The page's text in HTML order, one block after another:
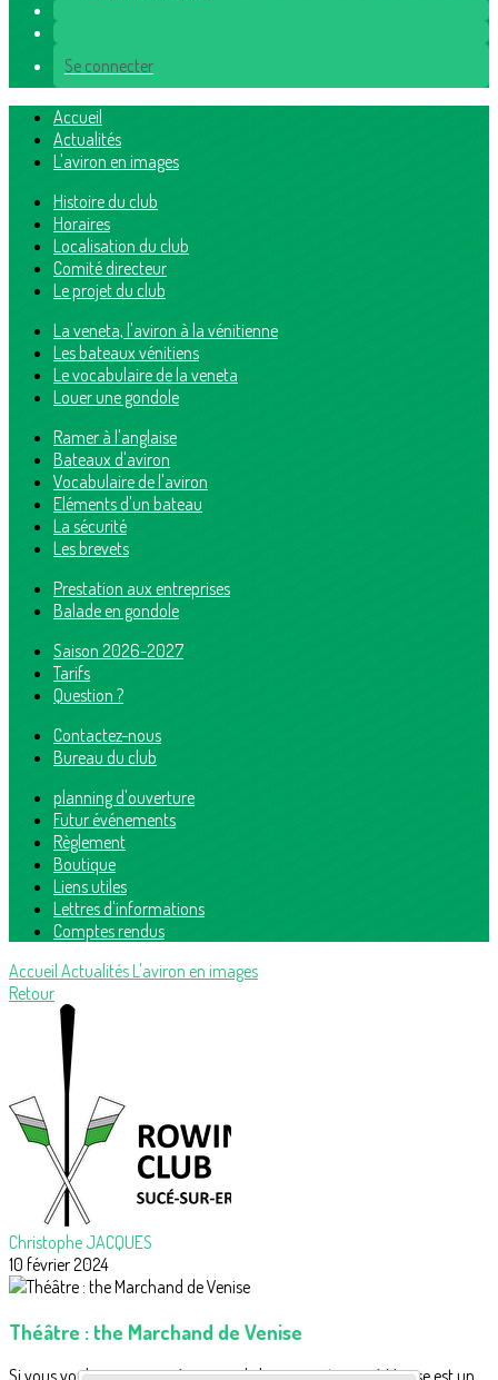
Se connecter
Accueil
Actualités
L'aviron en images
Histoire du club
Horaires
Localisation du club
Comité directeur
Le projet du club
La veneta, l'aviron à la vénitienne
Les bateaux vénitiens
Le vocabulaire de la veneta
Louer une gondole
Ramer à l'anglaise
Bateaux d'aviron
Vocabulaire de l'aviron
Eléments d'un bateau
La sécurité
Les brevets
Prestation aux entreprises
Balade en gondole
Saison 2026-2027
Tarifs
Question ?
Contactez-nous
Bureau du club
planning d'ouverture
Futur événements
Règlement
Boutique
Liens utiles
Lettres d'informations
Comptes rendus
Accueil ActualitésL'aviron en images
Retour
Christophe JACQUES
10 février 2024
Théâtre : the Marchand de Venise